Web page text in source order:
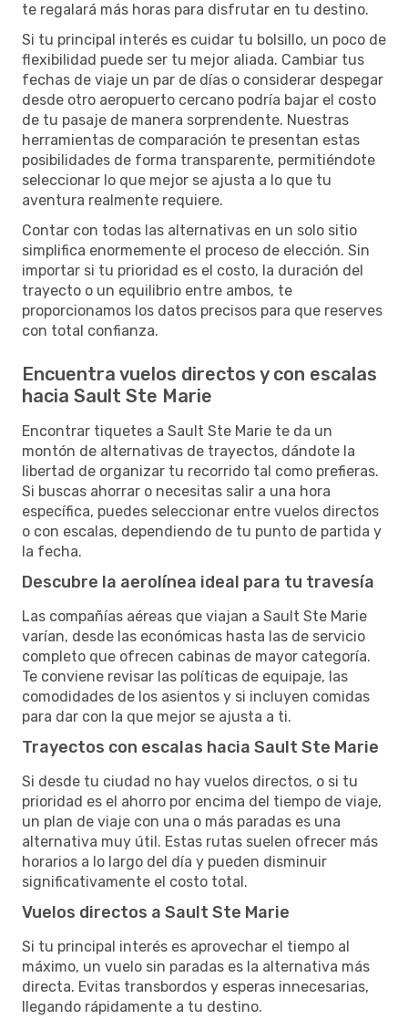
te regalará más horas para disfrutar en tu destino.
Si tu principal interés es cuidar tu bolsillo, un poco de
flexibilidad puede ser tu mejor aliada. Cambiar tus
fechas de viaje un par de días o considerar despegar
desde otro aeropuerto cercano podría bajar el costo
de tu pasaje de manera sorprendente. Nuestras
herramientas de comparación te presentan estas
posibilidades de forma transparente, permitiéndote
seleccionar lo que mejor se ajusta a lo que tu
aventura realmente requiere.
Contar con todas las alternativas en un solo sitio
simplifica enormemente el proceso de elección. Sin
importar si tu prioridad es el costo, la duración del
trayecto o un equilibrio entre ambos, te
proporcionamos los datos precisos para que reserves
con total confianza.
Encuentra vuelos directos y con escalas
hacia Sault Ste Marie
Encontrar tiquetes a Sault Ste Marie te da un
montón de alternativas de trayectos, dándote la
libertad de organizar tu recorrido tal como prefieras.
Si buscas ahorrar o necesitas salir a una hora
específica, puedes seleccionar entre vuelos directos
o con escalas, dependiendo de tu punto de partida y
la fecha.
Descubre la aerolínea ideal para tu travesía
Las compañías aéreas que viajan a Sault Ste Marie
varían, desde las económicas hasta las de servicio
completo que ofrecen cabinas de mayor categoría.
Te conviene revisar las políticas de equipaje, las
comodidades de los asientos y si incluyen comidas
para dar con la que mejor se ajusta a ti.
Trayectos con escalas hacia Sault Ste Marie
Si desde tu ciudad no hay vuelos directos, o si tu
prioridad es el ahorro por encima del tiempo de viaje,
un plan de viaje con una o más paradas es una
alternativa muy útil. Estas rutas suelen ofrecer más
horarios a lo largo del día y pueden disminuir
significativamente el costo total.
Vuelos directos a Sault Ste Marie
Si tu principal interés es aprovechar el tiempo al
máximo, un vuelo sin paradas es la alternativa más
directa. Evitas transbordos y esperas innecesarias,
llegando rápidamente a tu destino.